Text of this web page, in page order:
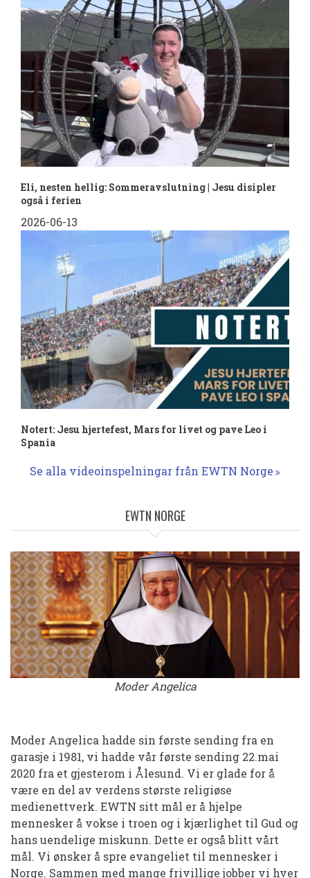
Eli, nesten hellig: Sommeravslutning | Jesu disipler
også i ferien
2026-06-13
Notert: Jesu hjertefest, Mars for livet og pave Leo i
Spania
Se alla videoinspelningar från EWTN Norge
EWTN NORGE
Moder Angelica
Moder Angelica hadde sin første sending fra en
garasje i 1981, vi hadde vår første sending 22.mai
2020 fra et gjesterom i Ålesund. Vi er glade for å
være en del av verdens største religiøse
medienettverk. EWTN sitt mål er å hjelpe
mennesker å vokse i troen og i kjærlighet til Gud og
hans uendelige miskunn. Dette er også blitt vårt
mål. Vi ønsker å spre evangeliet til mennesker i
Norge. Sammen med mange frivillige jobber vi hver